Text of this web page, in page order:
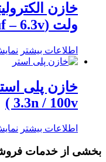
ولت (220uf – 6.3v)
اطلاعات بیشتر
3.3n / 100v )
اطلاعات بیشتر
بخشی از خدمات